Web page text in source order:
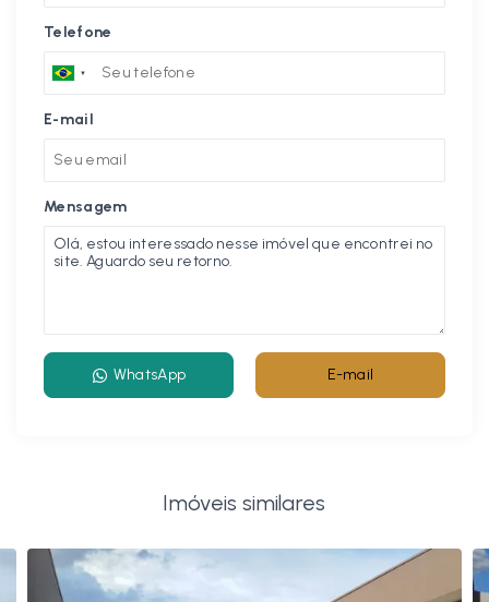
Telefone
E-mail
Mensagem
WhatsApp E-mail
Imóveis similares